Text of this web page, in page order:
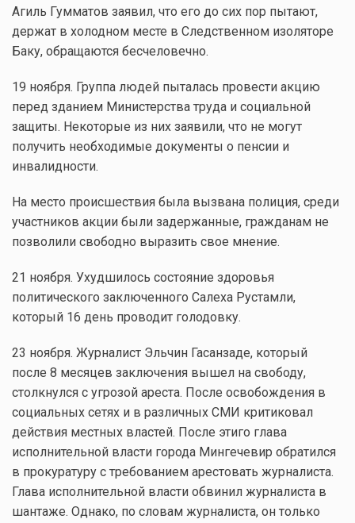
Агиль Гумматов заявил, что его до сих пор пытают,
держат в холодном месте в Следственном изоляторе
Баку, обращаются бесчеловечно.
19 ноября. Группа людей пыталась провести акцию
перед зданием Министерства труда и социальной
защиты. Некоторые из них заявили, что не могут
получить необходимые документы о пенсии и
инвалидности.
На место происшествия была вызвана полиция, среди
участников акции были задержанные, гражданам не
позволили свободно выразить свое мнение.
21 ноября. Ухудшилось состояние здоровья
политического заключенного Салеха Рустамли,
который 16 день проводит голодовку.
23 ноября. Журналист Эльчин Гасанзаде, который
после 8 месяцев заключения вышел на свободу,
столкнулся с угрозой ареста. После освобождения в
социальных сетях и в различных СМИ критиковал
действия местных властей. После этиго глава
исполнительной власти города Мингечевир обратился
в прокуратуру с требованием арестовать журналиста.
Глава исполнительной власти обвинил журналиста в
шантаже. Однако, по словам журналиста, он только